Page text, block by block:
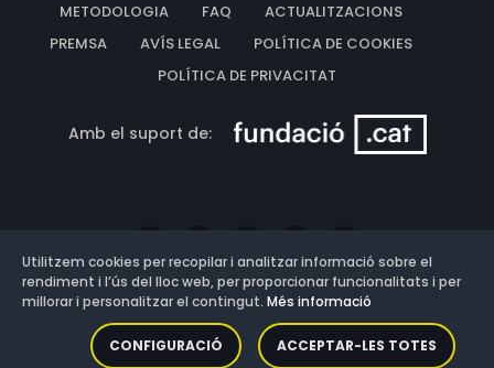
METODOLOGIA FAQ
ACTUALITZACIONS
PREMSA
AVÍS LEGAL
POLÍTICA DE COOKIES
POLÍTICA DE PRIVACITAT
Amb el suport de:
Versió: 3.13.0.202607011342
Utilitzem cookies per recopilar i analitzar informació sobre el
rendiment i l’ús del lloc web, per proporcionar funcionalitats i per
millorar i personalitzar el contingut. Més informació
CONFIGURACIÓ ACCEPTAR-LES TOTES